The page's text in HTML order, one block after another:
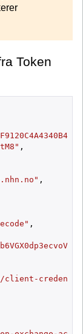
Token
,
,
,
client-